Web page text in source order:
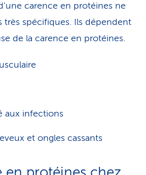
carence en protéines ne
très spécifiques. Ils dépendent
de la carence en protéines.
aux infections
et ongles cassants